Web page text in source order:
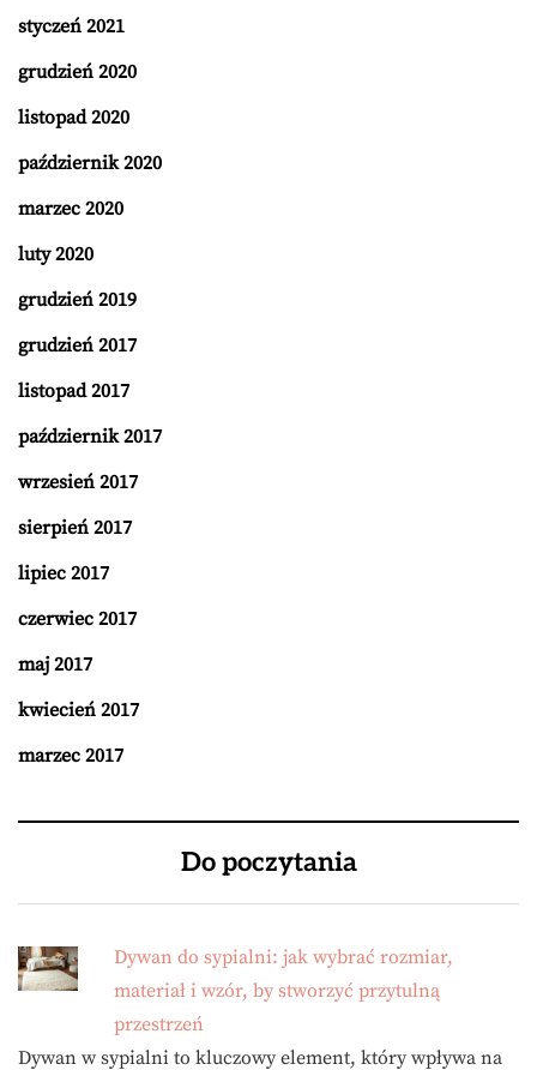
styczeń 2021
grudzień 2020
listopad 2020
październik 2020
marzec 2020
luty 2020
grudzień 2019
grudzień 2017
listopad 2017
październik 2017
wrzesień 2017
sierpień 2017
lipiec 2017
czerwiec 2017
maj 2017
kwiecień 2017
marzec 2017
Do poczytania
Dywan do sypialni: jak wybrać rozmiar,
materiał i wzór, by stworzyć przytulną
przestrzeń
Dywan w sypialni to kluczowy element, który wpływa na